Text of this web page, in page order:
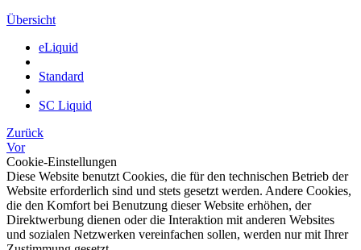
Übersicht
eLiquid
Standard
SC Liquid
Zurück
Vor
Cookie-Einstellungen
Diese Website benutzt Cookies, die für den technischen Betrieb der
Website erforderlich sind und stets gesetzt werden. Andere Cookies,
die den Komfort bei Benutzung dieser Website erhöhen, der
Direktwerbung dienen oder die Interaktion mit anderen Websites
und sozialen Netzwerken vereinfachen sollen, werden nur mit Ihrer